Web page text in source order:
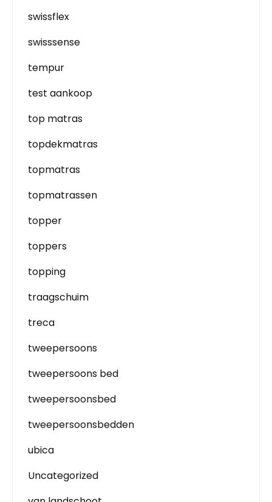
swissflex
swisssense
tempur
test aankoop
top matras
topdekmatras
topmatras
topmatrassen
topper
toppers
topping
traagschuim
treca
tweepersoons
tweepersoons bed
tweepersoonsbed
tweepersoonsbedden
ubica
Uncategorized